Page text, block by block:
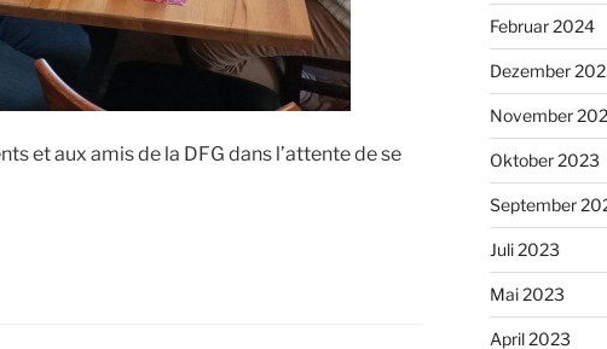
et aux amis de la DFG dans l’attente de se
Februar 2024
Dezember
November
Oktober 2023
September
Juli 2023
Mai 2023
April 2023